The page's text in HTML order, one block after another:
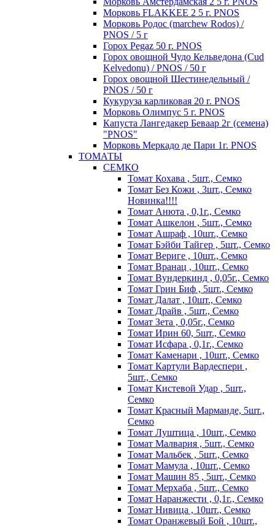
Морковь FLAKKEE 2 5 г. PNOS
Морковь Родос (marchew Rodos) /
PNOS / 5 г
Горох Pegaz 50 г. PNOS
Горох овощной Чудо Кельведона (Cud
Kelvedonu) / PNOS / 50 г
Горох овощной Шестинедельный /
PNOS / 50 г
Кукуруза карликовая 20 г. PNOS
Морковь Олимпус 5 г. PNOS
Капуста Лангедакер Беваар 2г (семена)
"PNOS"
Морковь Меркадо де Пари 1г. PNOS
ТОМАТЫ
СЕМКО
Томат Кохава , 5шт., Семко
Томат Без Кожи , 3шт., Семко
Новинка!!!!
Томат Анюта , 0,1г., Семко
Томат Ашкелон , 5шт., Семко
Томат Ашраф , 10шт., Семко
Томат Бэйби Тайгер , 5шт., Семко
Томат Вериге , 10шт., Семко
Томат Вранац , 10шт., Семко
Томат Вундеркинд , 0,05г., Семко
Томат Грин Биф , 5шт., Семко
Томат Далат , 10шт., Семко
Томат Драйв , 5шт., Семко
Томат Зета , 0,05г., Семко
Томат Ирин 60, 5шт., Семко
Томат Исфара , 0,1г., Семко
Томат Каменари , 10шт., Семко
Томат Картули Вардеспери ,
5шт., Семко
Томат Кистевой Удар , 5шт.,
Семко
Томат Красный Марманде, 5шт.,
Семко
Томат Луштица , 10шт., Семко
Томат Малвария , 5шт., Семко
Томат Мальбек , 5шт., Семко
Томат Мамула , 10шт., Семко
Томат Машин 85 , 5шт., Семко
Томат Мерхаба , 5шт., Семко
Томат Наранжести , 0,1г., Семко
Томат Нивица , 10шт., Семко
Томат Оранжевый Бой , 10шт.,